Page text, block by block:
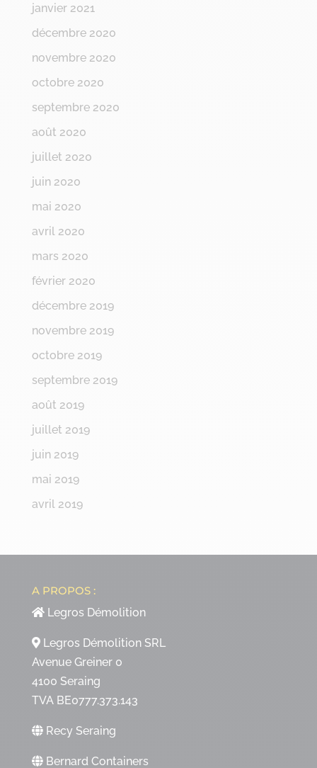
janvier 2021
décembre 2020
novembre 2020
octobre 2020
septembre 2020
août 2020
juillet 2020
juin 2020
mai 2020
avril 2020
mars 2020
février 2020
décembre 2019
novembre 2019
octobre 2019
septembre 2019
août 2019
juillet 2019
juin 2019
mai 2019
avril 2019
A PROPOS :
Legros Démolition
Legros Démolition SRL
Avenue Greiner 0
4100 Seraing
TVA BE0777.373.143
Recy Seraing
Bernard Containers